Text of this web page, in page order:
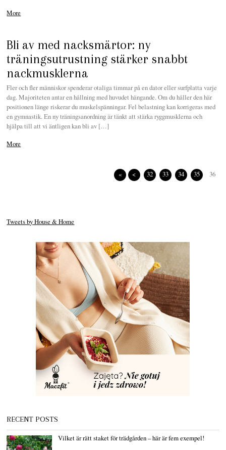
More
Bli av med nacksmärtor: ny
träningsutrustning stärker snabbt
nackmusklerna
Fler och fler människor spenderar otaliga timmar på en dator eller surfplatta varje
dag. Majoriteten antar en hållning med huvudet hängande. Om du håller den här
positionen länge riskerar du muskelspänningar. Fel belastning kan korrigeras med
en gymnastik. En ny träningsanordning är tänkt att stärka ryggmusklerna och
hjälpa till att vi äntligen kan bli av […]
More
« < 32 33 34 35 36
Tweets by House & Home
RECENT POSTS
Vilket är rätt staket för trädgården – här är fem exempel!